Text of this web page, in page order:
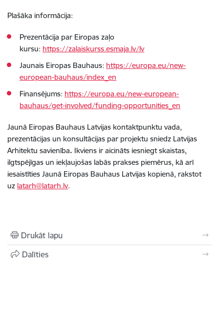
Plašāka informācija:
Prezentācija par Eiropas zaļo
kursu: https://zalaiskurss.esmaja.lv/lv
Jaunais Eiropas Bauhaus: https://europa.eu/new-
european-bauhaus/index_en
Finansējums: https://europa.eu/new-european-
bauhaus/get-involved/funding-opportunities_en
Jaunā Eiropas Bauhaus Latvijas kontaktpunktu vada,
prezentācijas un konsultācijas par projektu sniedz Latvijas
Arhitektu savienība. Ikviens ir aicināts iesniegt skaistas,
ilgtspējīgas un iekļaujošas labās prakses piemērus, kā arī
iesaistīties Jaunā Eiropas Bauhaus Latvijas kopienā, rakstot
uz latarh@latarh.lv.
Drukāt lapu
Dalīties